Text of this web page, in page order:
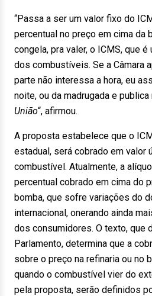
“Passa a ser um valor fixo do
percentual no preço em cima da
congela, pra valer, o ICMS, que
dos combustíveis. Se a Câmara
parte não interessa a hora, eu
noite, ou da madrugada e publica
União“, afirmou.
A proposta estabelece que o
estadual, será cobrado em valor
combustível. Atualmente, a
percentual cobrado em cima do
bomba, que sofre variações do
internacional, onerando ainda
dos consumidores. O texto, que
Parlamento, determina que a
sobre o preço na refinaria ou no
quando o combustível vier do
pela proposta, serão definidos